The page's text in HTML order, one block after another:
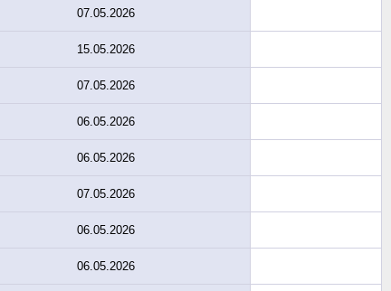
07.05.2026
15.05.2026
07.05.2026
06.05.2026
06.05.2026
07.05.2026
06.05.2026
06.05.2026